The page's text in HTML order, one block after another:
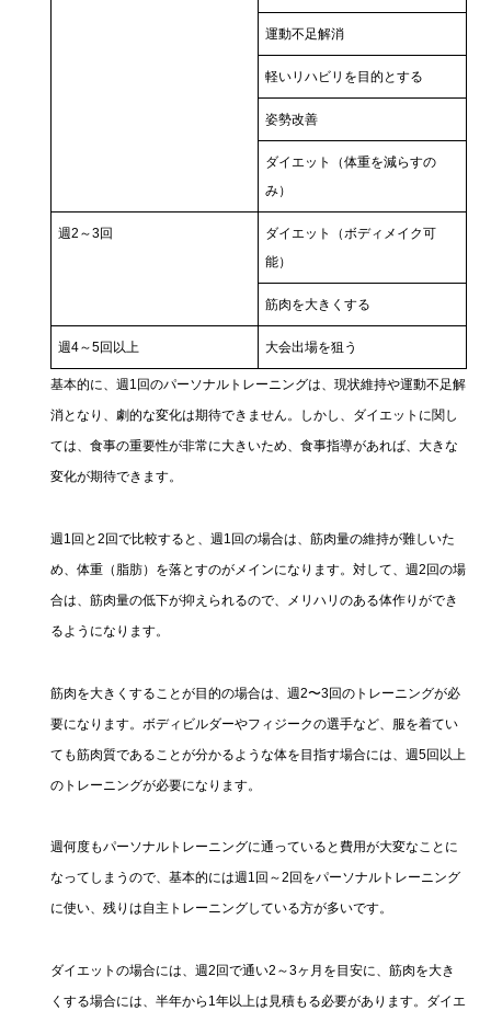
運動不足解消
軽いリハビリを目的とする
姿勢改善
ダイエット（体重を減らすの
み）
週2～3回
ダイエット（ボディメイク可
能）
筋肉を大きくする
週4～5回以上 大会出場を狙う
基本的に、週1回のパーソナルトレーニングは、現状維持や運動不足解
消となり、劇的な変化は期待できません。しかし、ダイエットに関し
ては、食事の重要性が非常に大きいため、食事指導があれば、大きな
変化が期待できます。
週1回と2回で比較すると、週1回の場合は、筋肉量の維持が難しいた
め、体重（脂肪）を落とすのがメインになります。対して、週2回の場
合は、筋肉量の低下が抑えられるので、メリハリのある体作りができ
るようになります。
筋肉を大きくすることが目的の場合は、週2〜3回のトレーニングが必
要になります。ボディビルダーやフィジークの選手など、服を着てい
ても筋肉質であることが分かるような体を目指す場合には、週5回以上
のトレーニングが必要になります。
週何度もパーソナルトレーニングに通っていると費用が大変なことに
なってしまうので、基本的には週1回～2回をパーソナルトレーニング
に使い、残りは自主トレーニングしている方が多いです。
ダイエットの場合には、週2回で通い2～3ヶ月を目安に、筋肉を大き
くする場合には、半年から1年以上は見積もる必要があります。ダイエ